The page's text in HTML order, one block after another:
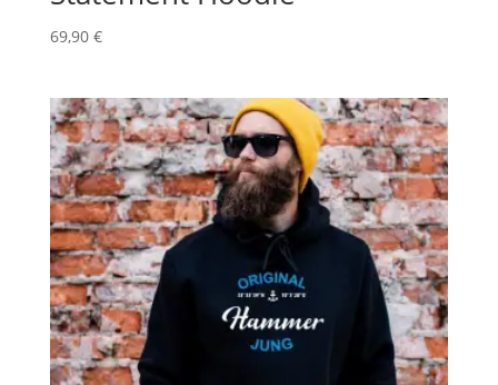
69,90 €